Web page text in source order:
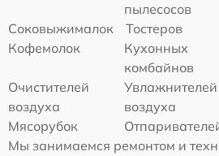
пылесосов
Соковыжималок
Тостеров
Кофемолок
Кухонных
комбайнов
Очистителей
воздуха
Увлажнителей
воздуха
Мясорубок
Мы занимаемся ремонтом и